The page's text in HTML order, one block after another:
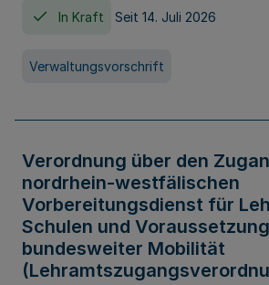
In Kraft Seit 14. Juli 2026
Verwaltungsvorschrift
Verordnung über den
nordrhein-westfälischen
Vorbereitungsdienst für
Schulen und
bundesweiter Mobilität